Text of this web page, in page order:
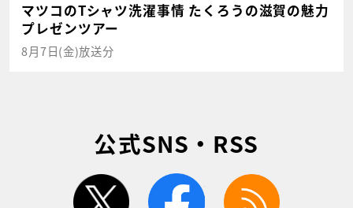
マツコのTシャツ洗濯事情 たくろうの滋賀の魅力
プレゼンツアー
8月7日(金)放送分
公式SNS・RSS
twitter facebook